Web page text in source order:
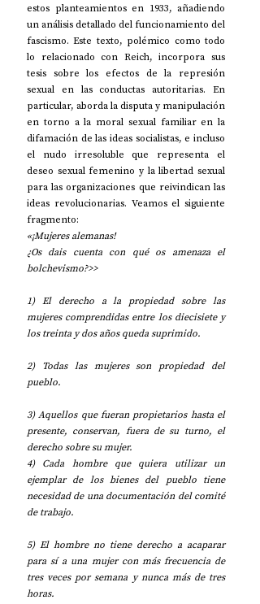
estos planteamientos en 1933, añadiendo
un análisis detallado del funcionamiento del
fascismo. Este texto, polémico como todo
lo relacionado con Reich, incorpora sus
tesis sobre los efectos de la represión
sexual en las conductas autoritarias. En
particular, aborda la disputa y manipulación
en torno a la moral sexual familiar en la
difamación de las ideas socialistas, e incluso
el nudo irresoluble que representa el
deseo sexual femenino y la libertad sexual
para las organizaciones que reivindican las
ideas revolucionarias. Veamos el siguiente
fragmento:
«¡Mujeres alemanas!
¿Os dais cuenta con qué os amenaza el
bolchevismo?>>
1) El derecho a la propiedad sobre las
mujeres comprendidas entre los diecisiete y
los treinta y dos años queda suprimido.
2) Todas las mujeres son propiedad del
pueblo.
3) Aquellos que fueran propietarios hasta el
presente, conservan, fuera de su turno, el
derecho sobre su mujer.
4) Cada hombre que quiera utilizar un
ejemplar de los bienes del pueblo tiene
necesidad de una documentación del comité
de trabajo.
5) El hombre no tiene derecho a acaparar
para sí a una mujer con más frecuencia de
tres veces por semana y nunca más de tres
horas.